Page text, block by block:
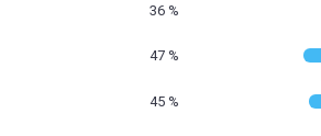
36 %
47 %
45 %